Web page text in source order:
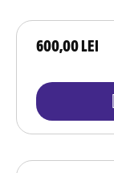
600,00 LEI